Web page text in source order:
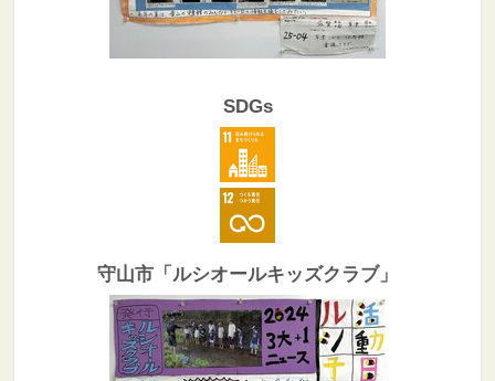
SDGs
守山市「ルシオールキッズクラブ」